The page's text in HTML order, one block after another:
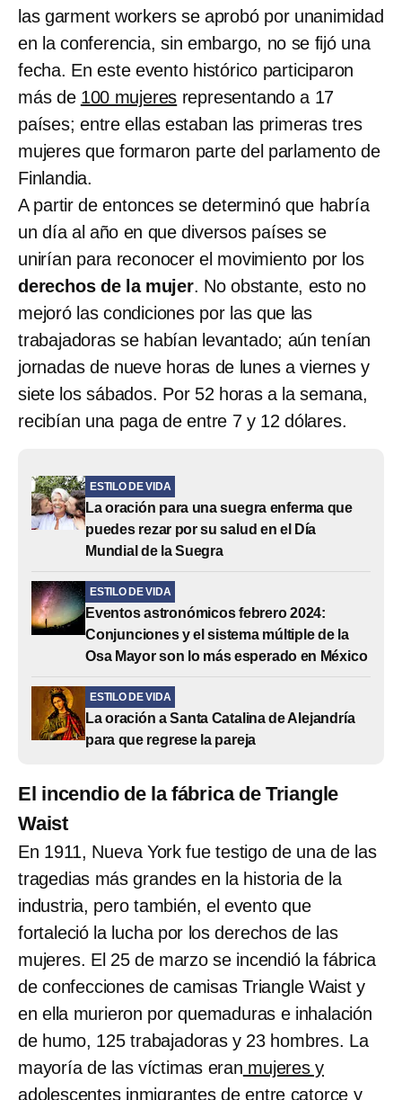
las garment workers se aprobó por unanimidad
en la conferencia, sin embargo, no se fijó una
fecha. En este evento histórico participaron
más de 100 mujeres representando a 17
países; entre ellas estaban las primeras tres
mujeres que formaron parte del parlamento de
Finlandia.
A partir de entonces se determinó que habría
un día al año en que diversos países se
unirían para reconocer el movimiento por los
derechos de la mujer. No obstante, esto no
mejoró las condiciones por las que las
trabajadoras se habían levantado; aún tenían
jornadas de nueve horas de lunes a viernes y
siete los sábados. Por 52 horas a la semana,
recibían una paga de entre 7 y 12 dólares.
ESTILO DE VIDA
La oración para una suegra enferma que
puedes rezar por su salud en el Día
Mundial de la Suegra
ESTILO DE VIDA
Eventos astronómicos febrero 2024:
Conjunciones y el sistema múltiple de la
Osa Mayor son lo más esperado en México
ESTILO DE VIDA
La oración a Santa Catalina de Alejandría
para que regrese la pareja
El incendio de la fábrica de Triangle
Waist
En 1911, Nueva York fue testigo de una de las
tragedias más grandes en la historia de la
industria, pero también, el evento que
fortaleció la lucha por los derechos de las
mujeres. El 25 de marzo se incendió la fábrica
de confecciones de camisas Triangle Waist y
en ella murieron por quemaduras e inhalación
de humo, 125 trabajadoras y 23 hombres. La
mayoría de las víctimas eran mujeres y
adolescentes inmigrantesde entre catorce y